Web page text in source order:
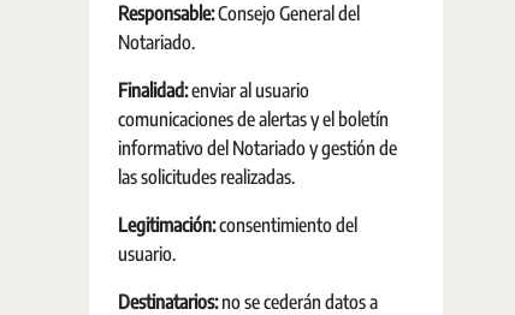
Responsable:Consejo General del
Notariado.
Finalidad:enviar al usuario
comunicaciones de alertas y el boletín
informativo del Notariado y gestión de
las solicitudes realizadas.
Legitimación:consentimiento del
usuario.
Destinatarios:no se cederán datos a